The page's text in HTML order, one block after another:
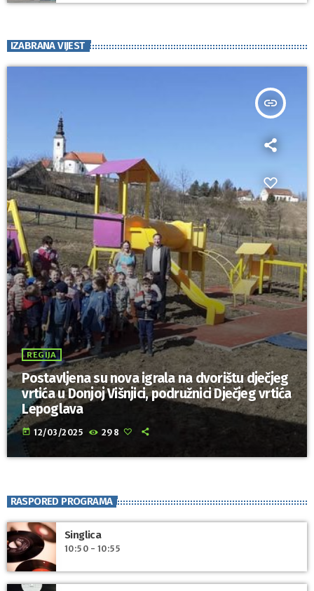
IZABRANA VIJEST
insert_link
REGIJA
Postavljena su nova igrala na dvorištu dječjeg
vrtića u Donjoj Višnjici, podružnici Dječjeg vrtića
Lepoglava
today 12/03/2025 298
RASPORED PROGRAMA
Singlica
10:50 - 10:55